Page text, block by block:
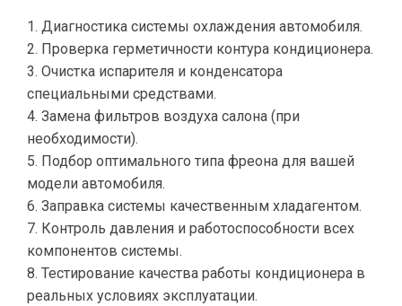
1. Диагностика системы охлаждения автомобиля.
2. Проверка герметичности контура кондиционера.
3. Очистка испарителя и конденсатора
специальными средствами.
4. Замена фильтров воздуха салона (при
необходимости).
5. Подбор оптимального типа фреона для вашей
модели автомобиля.
6. Заправка системы качественным хладагентом.
7. Контроль давления и работоспособности всех
компонентов системы.
8. Тестирование качества работы кондиционера в
реальных условиях эксплуатации.